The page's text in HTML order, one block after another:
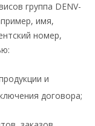
группа DENV-
имя,
номер,
и
договора;